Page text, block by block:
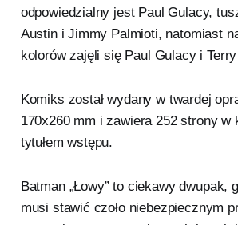
odpowiedzialny jest Paul Gulacy,
Austin i Jimmy Palmioti, natomiast
kolorów zajęli się Paul Gulacy i
Komiks został wydany w twardej
170x260 mm i zawiera 252 strony w
tytułem wstępu.
Batman „Łowy” to ciekawy dwupak,
musi stawić czoło niebezpiecznym